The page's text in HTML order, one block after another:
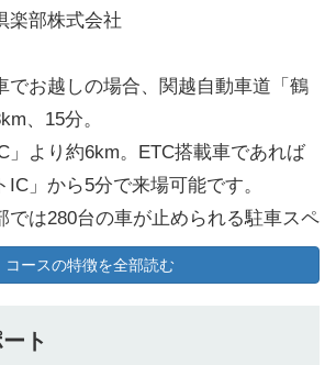
楽部株式会社
でお越しの場合、関越自動車道「鶴
、15分。
」より約6km。ETC搭載車であれば
IC」から5分で来場可能です。
では280台の車が止められる駐車スペ
います。
たはタクシーで約15分。
コースの特徴を全部読む
ト